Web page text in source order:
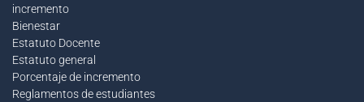
incremento
Bienestar
Estatuto Docente
Estatuto general
Porcentaje de incremento
Reglamentos de estudiantes